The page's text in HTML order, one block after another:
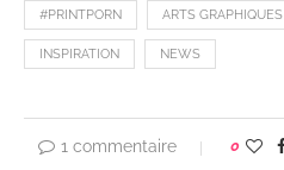
#PRINTPORN ARTS GRAPHIQUES
INSPIRATION NEWS
1 commentaire 0